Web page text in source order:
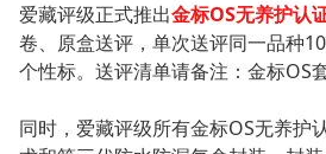
爱藏评级正式推出金标OS无养护认
卷、原盒送评，单次送评同一品种
个性标。送评清单请备注：金标OS套
同时，爱藏评级所有金标OS无养护